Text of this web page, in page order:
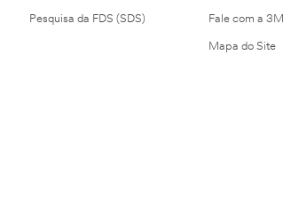
Pesquisa da FDS (SDS) Fale com a 3M
Mapa do Site